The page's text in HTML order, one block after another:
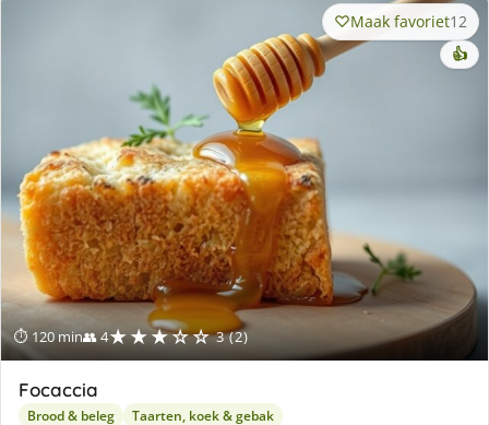
⏱ 120 min👥 4★★★☆☆ 3 (2)
Maak favoriet12
👍
Focaccia
Brood & beleg Taarten, koek & gebak